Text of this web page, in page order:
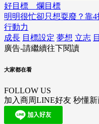
好目標 爛目標
明明很忙卻只想耍廢？靠
行動力
成長 目標設定 夢想 立志
廣告-請繼續往下閱讀
大家都在看
FOLLOW US
加入商周LINE好友 秒懂新